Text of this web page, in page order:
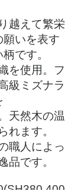
越えて繁栄
願いを表す
です。
を使用。フ
級ミズナラ
天然木の温
れます。
職人によっ
品です。